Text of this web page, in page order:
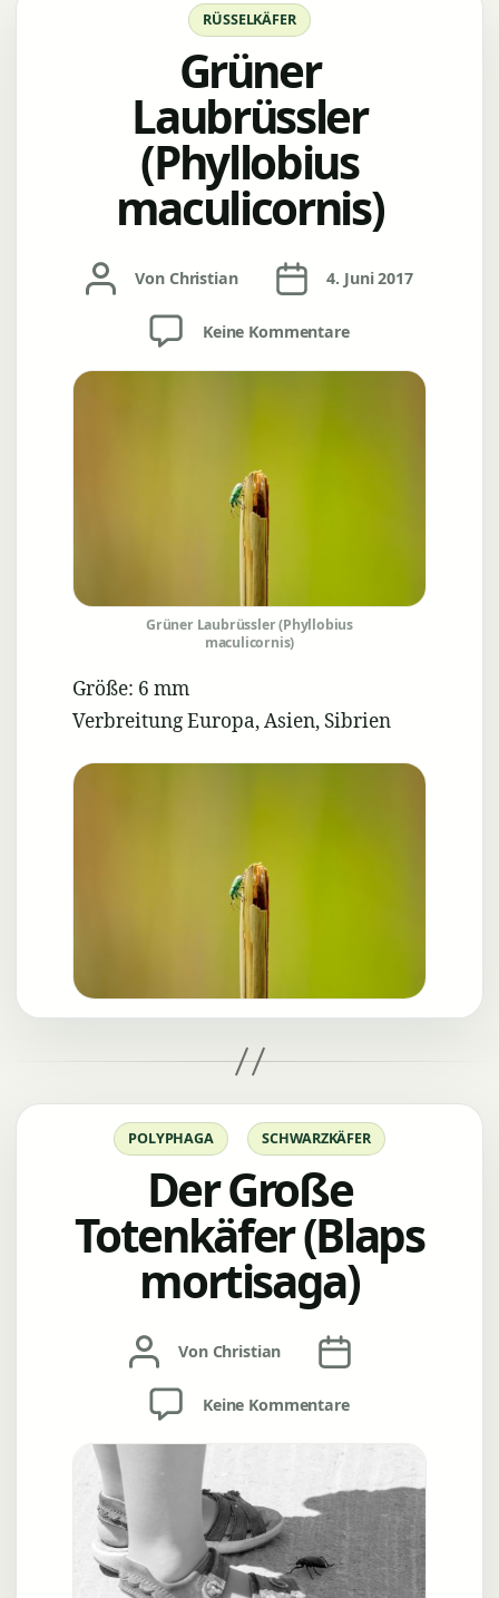
RÜSSELKÄFER
Grüner
Laubrüssler
(Phyllobius
maculicornis)
Beitragsautor
Von Christian Veröffentlichungsdatum
4. Juni 2017
Keine Kommentarezu
Laubrüssler
(Phyllobius
Grüner Laubrüssler (Phyllobius
maculicornis)
Größe: 6 mm
Verbreitung Europa, Asien, Sibrien
Kategorien
POLYPHAGA SCHWARZKÄFER
Der Große
Totenkäfer (Blaps
mortisaga)
Beitragsautor
Von Christian
Keine Kommentarezu
Große
(Blaps
mortisaga)